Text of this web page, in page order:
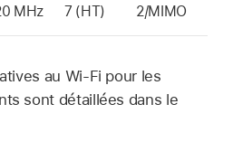
MHz 7 (HT) 2/MIMO
au Wi-Fi pour les
sont détaillées dans le